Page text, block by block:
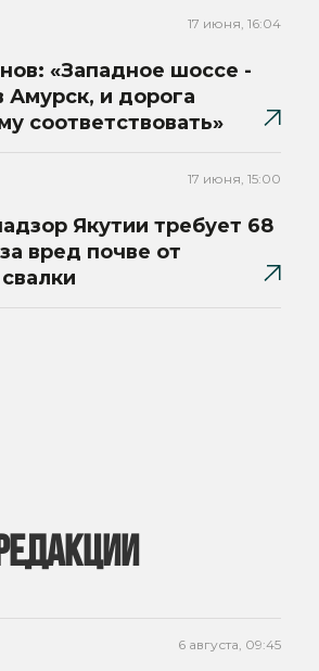
17 июня, 16:04
«Западное шоссе -
Амурск, и дорога
соответствовать»
17 июня, 15:00
Якутии требует 68
вред почве от
6 августа, 09:45